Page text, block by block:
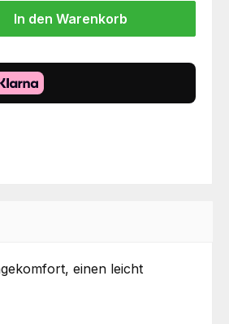
ein oder benutze die Schaltflächen
In den Warenkorb
einen leicht